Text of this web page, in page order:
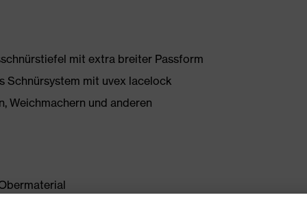
mit extra breiter Passform
Schnürsystem mit uvex lacelock
Weichmachern und anderen